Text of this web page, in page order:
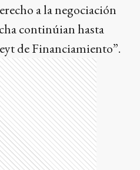
a la negociación
continúian hasta
de Financiamiento”.